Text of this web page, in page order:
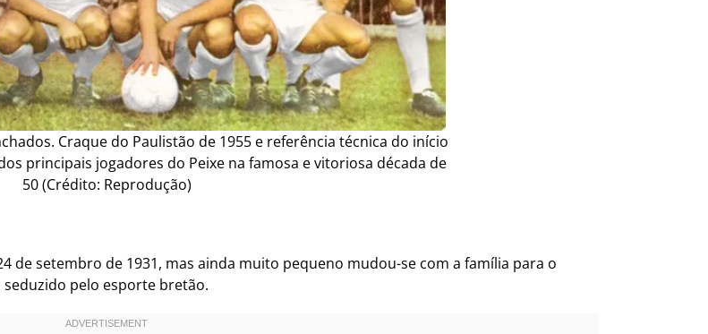
Craque do Paulistão de 1955 e referência técnica do início
principais jogadores do Peixe na famosa e vitoriosa década de
50 (Crédito: Reprodução)
de setembro de 1931, mas ainda muito pequeno mudou-se com a família para o
seduzido pelo esporte bretão.